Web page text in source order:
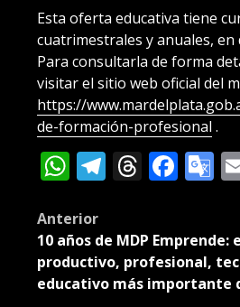
Esta oferta educativa tiene
cuatrimestrales y anuales,
Para consultarla de forma
visitar el sitio web oficial del
https://
de-formación-profesional .
WhatsApp
Telegram
Post
navigation
Anterior
10 años de MDP Emprende:
productivo, profesional,
educativo más importante